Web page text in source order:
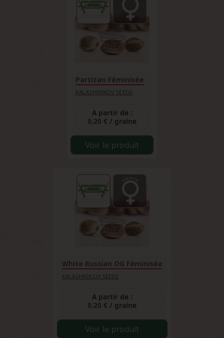
Partizan Féminisée
KALASHNIKOV SEEDS
A partir de :
9,20 € / graine
Voir le produit
White Russian OG Féminisée
KALASHNIKOV SEEDS
A partir de :
9,20 € / graine
Voir le produit